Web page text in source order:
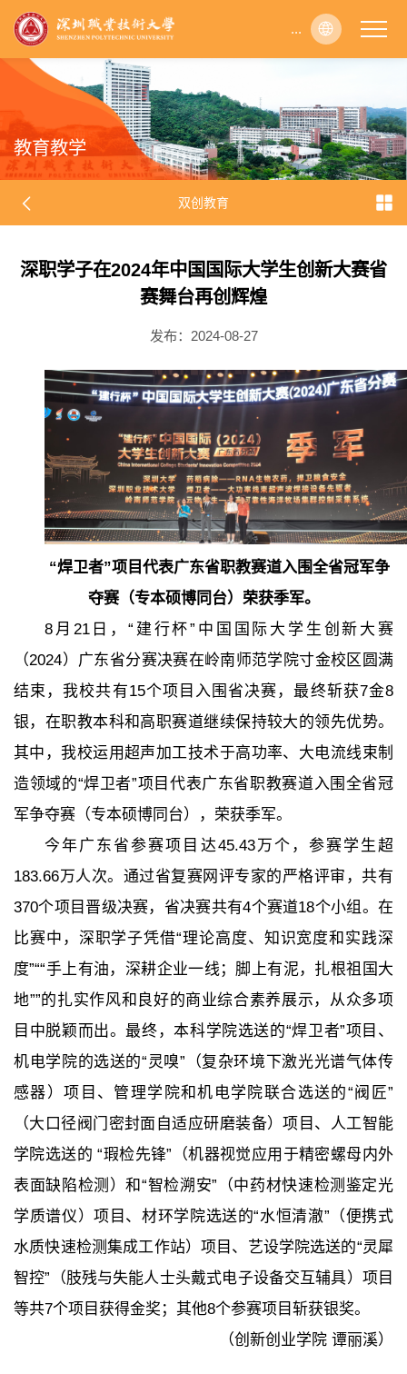
...
...
...
...
...
...
...
...
...
...
...
...
...
...
...
...
...
...
...
...
...
...
...
...
...
...
...
...
...
...
...
...
...
...
...
...
...
...
...
...
...
...
...
...
...
...
...
...
...
...
...
...
...
...
...
...
...
...
...
...
...
...
...
...
...
...
...
...
...
...
...
...
...
...
...
...
...
...
...
...
...
...
...
...
...
...
...
...
...
...
...